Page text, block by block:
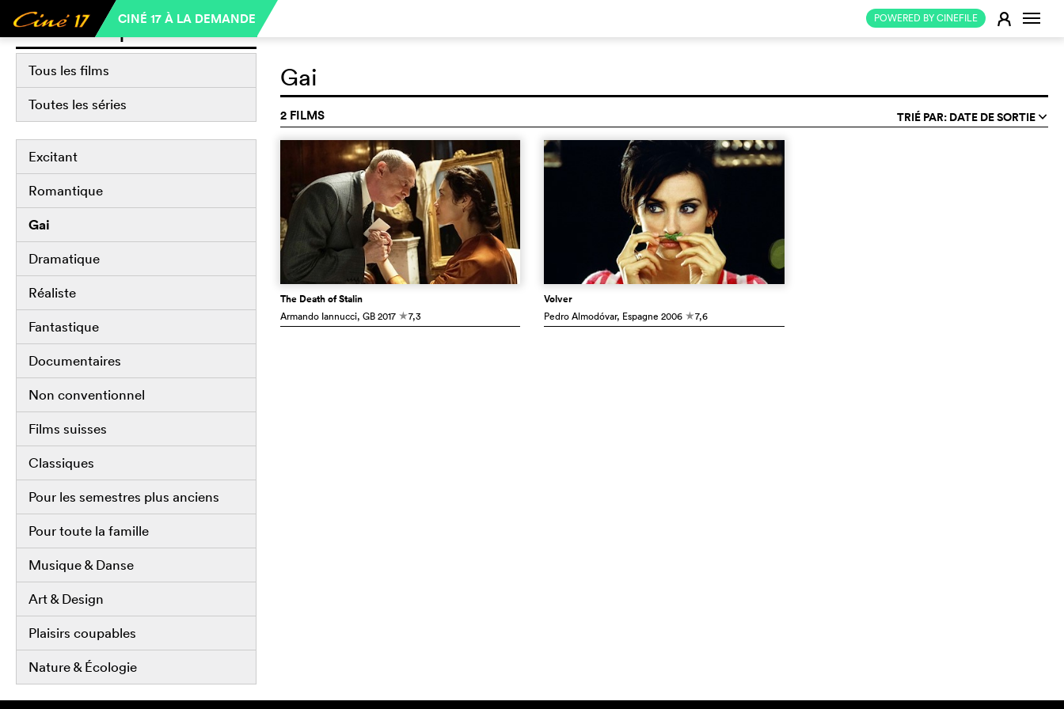
CINÉ 17 À LA DEMANDE POWERED BY CINEFILE E
Filmothèques
Tous les films
Toutes les séries
Excitant
Romantique
Gai
Dramatique
Réaliste
Fantastique
Documentaires
Non conventionnel
Films suisses
Classiques
Pour les semestres plus anciens
Pour toute la famille
Musique & Danse
Art & Design
Plaisirs coupables
Nature & Écologie
Gai
TRIÉ PAR: DATE DE SORTIE q
2 FILMS
The Death of Stalin
Armando Iannucci, GB2017 c7,3
Volver
Pedro Almodóvar, Espagne 2006 c7,6